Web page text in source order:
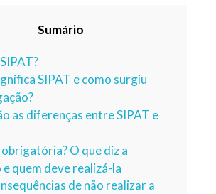
Sumário
SIPAT e como surgiu
as diferenças entre SIPAT e
obrigatória? O que diz a
quem deve realizá-la
de não realizar a